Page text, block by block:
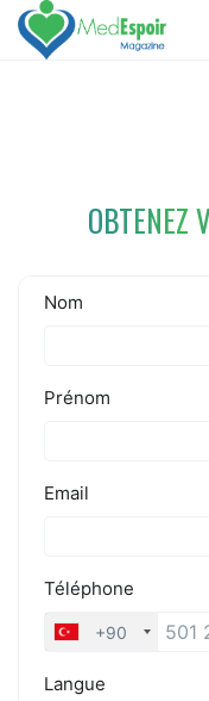
[maxbutton name="devis
OBTENEZ